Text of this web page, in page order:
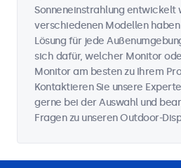
Sonneneinstrahlung entwickelt
verschiedenen Modellen
Lösung für jede
sich dafür, welcher Monitor
Monitor am besten zu Ihrem
Kontaktieren Sie unsere
gerne bei der Auswahl und
Fragen zu unseren Outdoor-